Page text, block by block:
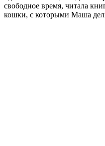
свободное время, читала
кошки, с которыми Маша